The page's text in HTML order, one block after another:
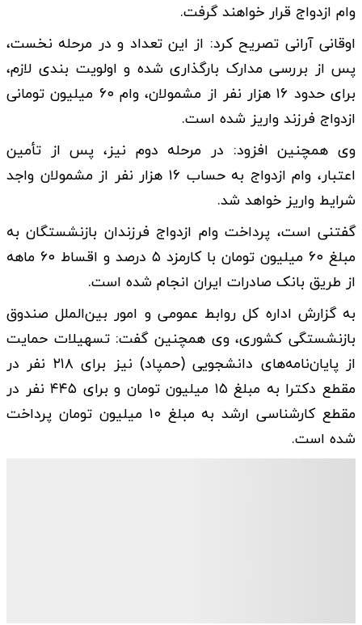
وام ازدواج قرار خواهند گرفت.
اوقانی آرانی تصریح کرد: از این تعداد و در مرحله نخست،
پس از بررسی مدارک بارگذاری شده و اولویت بندی لازم،
برای حدود ۱۶ هزار نفر از مشمولان، وام ۶۰ میلیون تومانی
ازدواج فرزند واریز شده است.
وی همچنین افزود: در مرحله دوم نیز، پس از تأمین
اعتبار، وام ازدواج به حساب ۱۶ هزار نفر از مشمولان واجد
شرایط واریز خواهد شد.
گفتنی است، پرداخت وام ازدواج فرزندان بازنشستگان به
مبلغ ۶۰ میلیون تومان با کارمزد ۵ درصد و اقساط ۶۰ ماهه
از طریق بانک صادرات ایران انجام شده است.
به گزارش اداره کل روابط عمومی و امور بین‌الملل صندوق
بازنشستگی کشوری، وی همچنین گفت: تسهیلات حمایت
از پایان‌نامه‌های دانشجویی (حمپاد) نیز برای ۲۱۸ نفر در
مقطع دکترا به مبلغ ۱۵ میلیون تومان و برای ۴۴۵ نفر در
مقطع کارشناسی ارشد به مبلغ ۱۰ میلیون تومان پرداخت
شده است.